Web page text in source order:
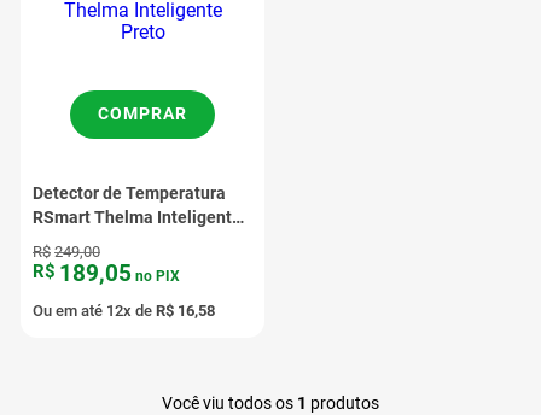
Detector de Temperatura
RSmart Thelma Inteligente
Preto
R$ 249,00
R$ 189,05 no PIX
Ou em até 12x de R$ 16,58
COMPRAR
Você viu todos os 1 produtos